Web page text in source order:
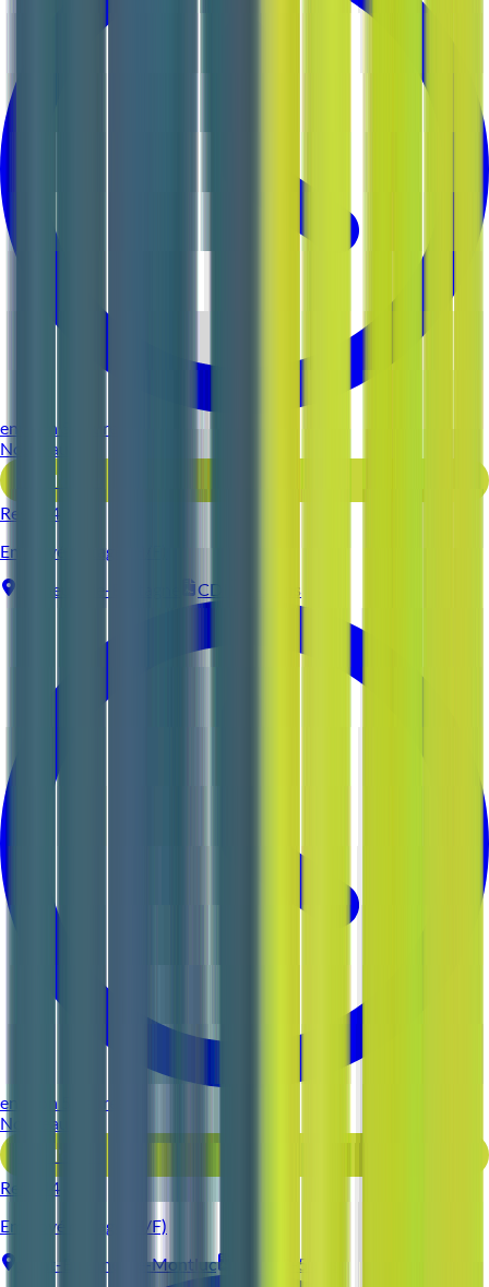
environ 5 heures
Nouveau
Voir l'offre
Reso 44
Employé d'étage (H/F)
Vigneux-de-Bretagne
CDI 3-5 ans
environ 5 heures
Nouveau
Voir l'offre
Reso 44
Employé d'étage (H/F)
Saint-Étienne-de-Montluc
3-5 ans